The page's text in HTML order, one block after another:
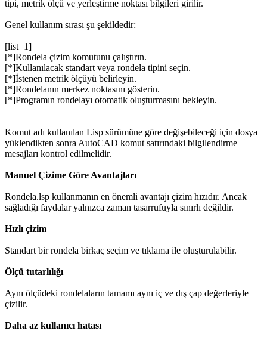
tipi, metrik ölçü ve yerleştirme noktası bilgileri girilir.
Genel kullanım sırası şu şekildedir:
[list=1]
[*]Rondela çizim komutunu çalıştırın.
[*]Kullanılacak standart veya rondela tipini seçin.
[*]İstenen metrik ölçüyü belirleyin.
[*]Rondelanın merkez noktasını gösterin.
[*]Programın rondelayı otomatik oluşturmasını bekleyin.
Komut adı kullanılan Lisp sürümüne göre değişebileceği için dosya
yüklendikten sonra AutoCAD komut satırındaki bilgilendirme
mesajları kontrol edilmelidir.
Manuel Çizime Göre Avantajları
Rondela.lsp kullanmanın en önemli avantajı çizim hızıdır. Ancak
sağladığı faydalar yalnızca zaman tasarrufuyla sınırlı değildir.
Hızlı çizim
Standart bir rondela birkaç seçim ve tıklama ile oluşturulabilir.
Ölçü tutarlılığı
Aynı ölçüdeki rondelaların tamamı aynı iç ve dış çap değerleriyle
çizilir.
Daha az kullanıcı hatası